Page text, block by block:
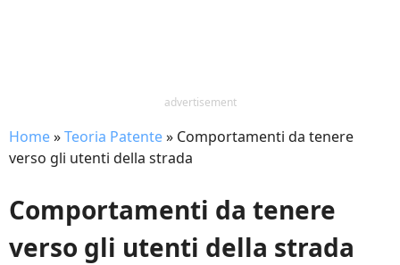
advertisement
Home»Teoria Patente» Comportamenti da tenere
verso gli utenti della strada
Comportamenti da tenere
verso gli utenti della strada